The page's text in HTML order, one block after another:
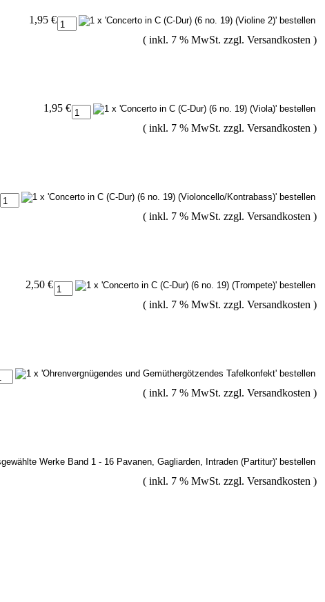
1,95 €
( inkl. 7 % MwSt. zzgl. Versandkosten )
1,95 €
( inkl. 7 % MwSt. zzgl. Versandkosten )
( inkl. 7 % MwSt. zzgl. Versandkosten )
2,50 €
( inkl. 7 % MwSt. zzgl. Versandkosten )
( inkl. 7 % MwSt. zzgl. Versandkosten )
( inkl. 7 % MwSt. zzgl. Versandkosten )